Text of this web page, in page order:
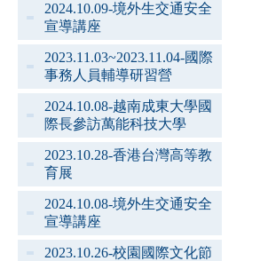
2024.10.09-境外生交通安全
宣導講座
2023.11.03~2023.11.04-國際
事務人員輔導研習營
2024.10.08-越南成東大學國
際長參訪萬能科技大學
2023.10.28-香港台灣高等教
育展
2024.10.08-境外生交通安全
宣導講座
2023.10.26-校園國際文化節